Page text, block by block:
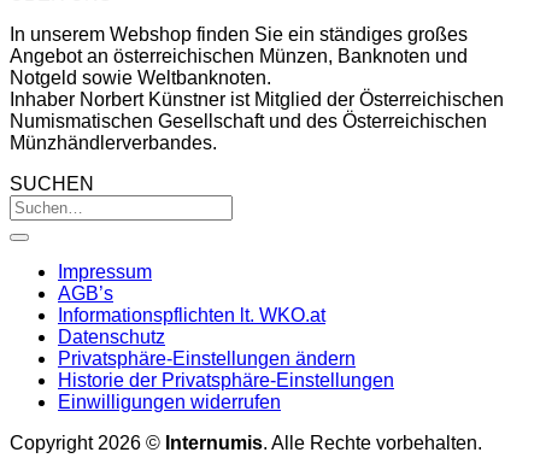
In unserem Webshop finden Sie ein ständiges großes
Angebot an österreichischen Münzen, Banknoten und
Notgeld sowie Weltbanknoten.
Inhaber Norbert Künstner ist Mitglied der Österreichischen
Numismatischen Gesellschaft und des Österreichischen
Münzhändlerverbandes.
SUCHEN
Impressum
AGB’s
Informationspflichten lt. WKO.at
Datenschutz
Privatsphäre-Einstellungen ändern
Historie der Privatsphäre-Einstellungen
Einwilligungen widerrufen
Copyright 2026 © Internumis. Alle Rechte vorbehalten.